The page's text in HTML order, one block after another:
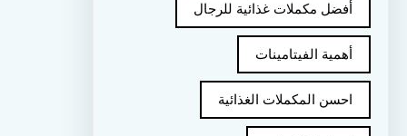
أفضل مكملات غذائية للرجال
أهمية الفيتامينات
احسن المكملات الغذائية